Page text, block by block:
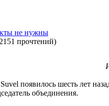
не нужны
2151 прочтений)
появилось шесть лет
объединения.